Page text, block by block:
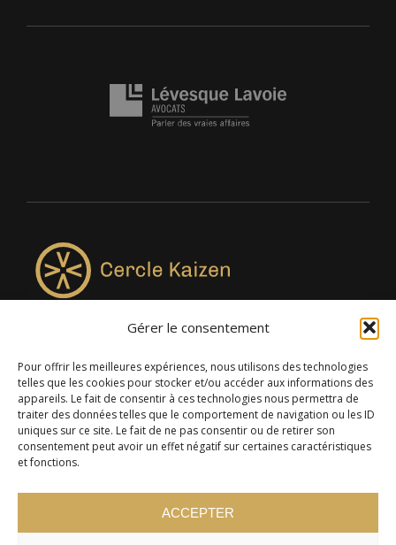
Gérer le consentement
Pour offrir les meilleures expériences, nous utilisons des technologies
telles que les cookies pour stocker et/ou accéder aux informations des
appareils. Le fait de consentir à ces technologies nous permettra de
traiter des données telles que le comportement de navigation ou les ID
uniques sur ce site. Le fait de ne pas consentir ou de retirer son
consentement peut avoir un effet négatif sur certaines caractéristiques
et fonctions.
ACCEPTER
4957, rue Lionel-Groulx, bureau 819, Saint-Augustin-de-
Desmaures QC G3A 0M7